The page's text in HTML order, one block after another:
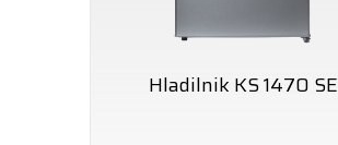
Hladilnik KS 1470 SE